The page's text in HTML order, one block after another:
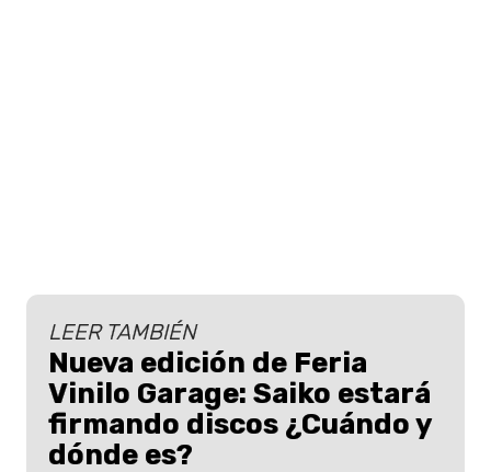
LEER TAMBIÉN
Nueva edición de Feria
Vinilo Garage: Saiko estará
firmando discos ¿Cuándo y
dónde es?